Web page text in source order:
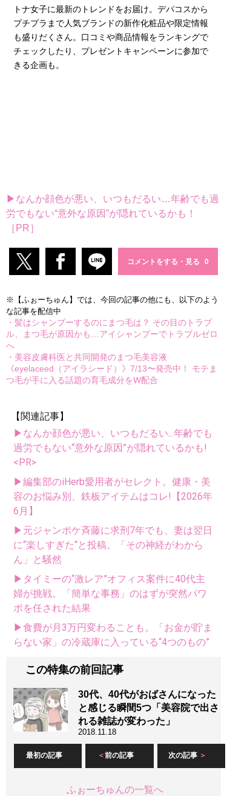
トナ女子に最新のトレンドをお届け。デパコスから
プチプラまで人気ブランドの新作化粧品や限定情報
も盛りだくさん。口コミや商品情報をランキングで
チェックしたり、プレゼントキャンペーンに参加で
きる企画も。
▶なんか顔色が悪い、いつもだるい…年齢でも過
労でもない“意外な原因”が隠れているかも！
［PR］
コメントをする・見る
※【ふぉーちゅん】では、今回の記事の他にも、以下のよう
な記事を配信中
・髪はシャンプーするのにまつ毛は？ その目のトラブ
ル、まつ毛が原因かも…アイシャンプーでトラブルゼロ
へ
・美容皮膚科医と共同開発のまつ毛美容液
《eyelaceed（アイラシード）》7/13〜発売中！ モテま
つ毛が手に入る話題の育毛成分をW配合
【関連記事】
▶なんか顔色が悪い、いつもだるい...年齢でも
過労でもない“意外な原因”が隠れているかも!
<PR>
▶編集部のiHerb愛用者がセレクト。健康・美
容のお悩み別、鉄板アイテムはコレ!【2026年
6月】
▶元ジャンポケ斉藤に求刑7年でも、妻は翌日
に“楽しすぎた“と投稿。「その神経がわから
ん」と騒然
▶タイミーの“激レア”オフィス案件に40代主
婦が挑戦。「簡単な事務」のはずが突然パワ
ポを任された結果
▶食費が月3万円変わることも。「お金が貯ま
らない家」の冷蔵庫に入っている“4つのもの”
この特集の前回記事
30代、40代がおばさんになった
と感じる瞬間5つ「美容院で出さ
れる雑誌が変わった」
2018.11.18
最初の記事 前の記事 次の記事
ふぉーちゅんの一覧へ